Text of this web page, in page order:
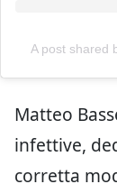
A post shared
Matteo
infettive,
corretta